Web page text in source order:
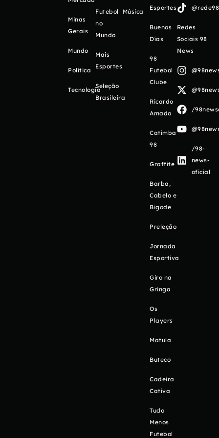
Minas
Gerais
Mundo
Política
Tecnologia
Futebol
no
Mundo
Mais
Esportes
Seleção
Brasileira
Música
Esportes
Buenos
Días
98
Futebol
Clube
Ricardo
Amado
Catimba
98
Graffite
Barba,
Cabelo e
Bigode
Preleção
Jornada
Esportiva
Giro na
Gringa
Os
Players
Matula
Buteco
Cadeira
Cativa
Tudo
Menos
Futebol
Redes
Sociais 98
News
/
/98-
news-
oficial